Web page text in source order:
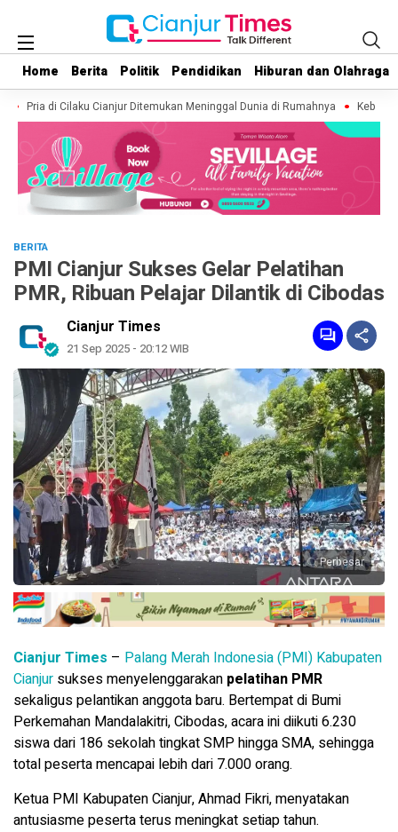
Home Berita Politik Pendidikan Hiburan dan Olahraga
Home Berita Politik Pendidikan Hiburan dan Olahraga
Pria di Cilaku Cianjur Ditemukan Meninggal Dunia di Rumahnya
BERITA
PMI Cianjur Sukses Gelar Pelatihan
PMR, Ribuan Pelajar Dilantik di Cibodas
Cianjur Times
21 Sep 2025 - 20:12 WIB
Perbesar
Cianjur Times – Palang Merah Indonesia (PMI) Kabupaten
Cianjur sukses menyelenggarakan pelatihan PMR
sekaligus pelantikan anggota baru. Bertempat di Bumi
Perkemahan Mandalakitri, Cibodas, acara ini diikuti 6.230
siswa dari 186 sekolah tingkat SMP hingga SMA, sehingga
total peserta mencapai lebih dari 7.000 orang.
Ketua PMI Kabupaten Cianjur, Ahmad Fikri, menyatakan
antusiasme peserta terus meningkat setiap tahun.